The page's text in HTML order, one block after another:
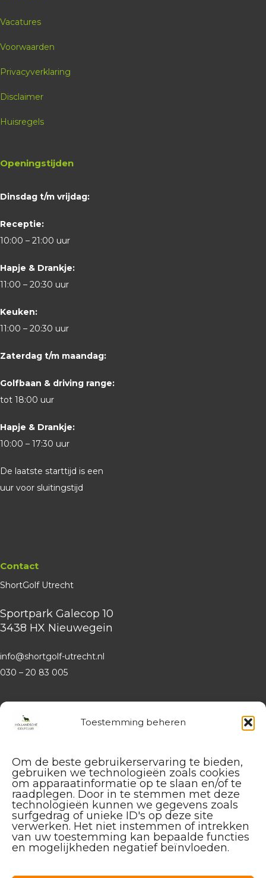
Toestemming beheren
Om de beste gebruikerservaring te bieden,
gebruiken we technologieën zoals cookies
om apparaatinformatie op te slaan en/of te
raadplegen. Door in te stemmen met deze
technologieën kunnen we gegevens zoals
surfgedrag of unieke ID's op deze site
verwerken. Het niet instemmen of intrekken
van uw toestemming kan bepaalde functies
en mogelijkheden negatief beïnvloeden.
Vacatures
Voorwaarden
Privacyverklaring
Disclaimer
Huisregels
Openingstijden
Dinsdag t/m vrijdag:
Receptie:
10:00 – 21:00 uur
Hapje & Drankje:
11:00 – 20:30 uur
Keuken:
11:00 – 20:30 uur
Zaterdag t/m maandag:
Golfbaan & driving range:
tot 18:00 uur
Hapje & Drankje:
10:00 – 17:30 uur
De laatste starttijd is een
uur voor sluitingstijd
Contact
ShortGolf Utrecht
Sportpark Galecop 10
3438 HX Nieuwegein
info@shortgolf-utrecht.nl
030 – 20 83 005
Website
service@hollandschegolfclub.nl
Vragen aan deGolfschool
over Golfstart, Themalessen, etc.
golfstart@hollandschegolfclub.nl
Vragen aanSales & Events
085 – 44 44 455